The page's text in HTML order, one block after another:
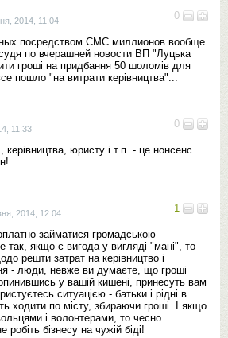
0
2014, 11:04
посредством СМС миллионов вообще
по вчерашней новости ВП "Луцька
гроші на придбання 50 шоломів для
пошло "на витрати керівництва"...
0
11:33
юристу і т.п. - це нонсенс.
1
2014, 12:04
займатися громадською
так, якщо є вигода у вигляді "мані", то
решти затрат на керівництво і
- люди, невже ви думаєте, що гроші
у вашій кишені, принесуть вам
ситуацією - батьки і рідні в
ходити по місту, збираючи гроші. І якщо
і волонтерами, то чесно
бізнесу на чужій біді!